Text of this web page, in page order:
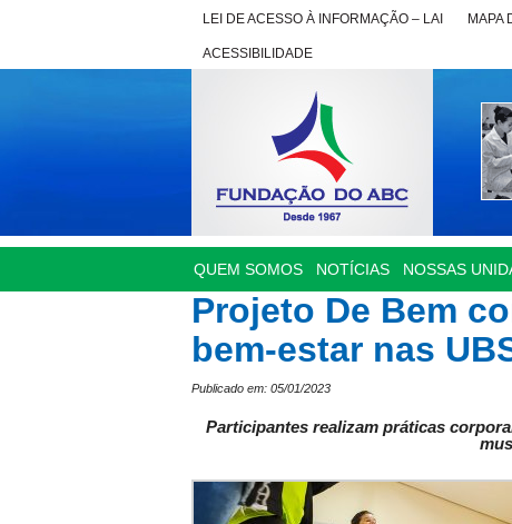
LEI DE ACESSO À INFORMAÇÃO – LAI MAPA
ACESSIBILIDADE
QUEM SOMOS NOTÍCIAS NOSSAS
Projeto De Bem
bem-estar nas
Publicado em: 05/01/2023
Participantes realizam práticas